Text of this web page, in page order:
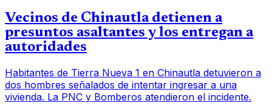
Vecinos de Chinautla detienen a
presuntos asaltantes y los entregan a
autoridades
Habitantes de Tierra Nueva 1 en Chinautla detuvieron a
dos hombres señalados de intentar ingresar a una
vivienda. La PNC y Bomberos atendieron el incidente.